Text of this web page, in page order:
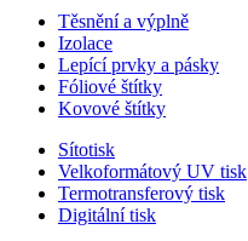
Těsnění a výplně
Izolace
Lepící prvky a pásky
Fóliové štítky
Kovové štítky
Sítotisk
Velkoformátový UV tisk
Termotransferový tisk
Digitální tisk